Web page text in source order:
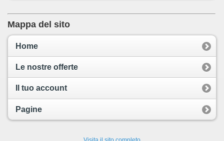
Mappa del sito
Home
Le nostre offerte
Il tuo account
Pagine